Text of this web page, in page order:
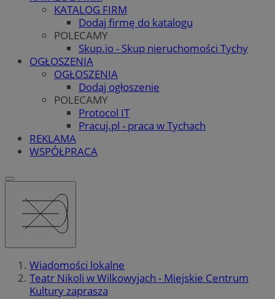
KATALOG FIRM
Dodaj firmę do katalogu
POLECAMY
Skup.io - Skup nieruchomości Tychy
OGŁOSZENIA
OGŁOSZENIA
Dodaj ogłoszenie
POLECAMY
Protocol IT
Pracuj.pl - praca w Tychach
REKLAMA
WSPÓŁPRACA
Wiadomości lokalne
Teatr Nikoli w Wilkowyjach - Miejskie Centrum
Kultury zaprasza